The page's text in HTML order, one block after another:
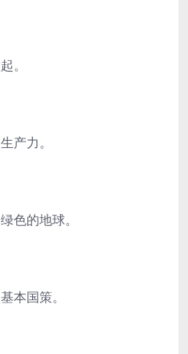
。
产力。
色的地球。
本国策。